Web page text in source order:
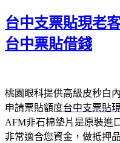
期:
台中支票貼現老
台中票貼借錢
桃園眼科提供高級皮秒白
申請票貼額度台中支票貼
AFM非石棉墊片是原裝進
非常適合您資金，做抵押